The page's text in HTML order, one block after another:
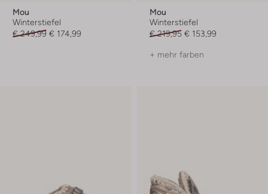
Mou
Winterstiefel
€ 249,99 € 174,99
Mou
Winterstiefel
€ 219,95 € 153,99
+ mehr farben